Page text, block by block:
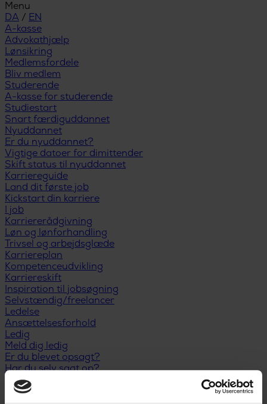
Menu
DA / EN
A-kasse
Advokathjælp
Lønsikring
Medlemsfordele
Bliv medlem
Studerende
A-kasse for studerende
Studiestart
Snart færdiguddannet
Nyuddannet
Er du nyuddannet?
Vigtige datoer for dimittender
Skift status til nyuddannet
Karriereguide
Land dit første job
Kickstart din karriere
I job
Karriererådgivning
Løn og lønforhandling
Trivsel og arbejdsglæde
Karriereplan
Kompetenceudvikling
Karriereskift
Inspiration til jobsøgning
Selvstændig/freelancer
Ledelse
Ansættelsesforhold
Ledig
Meld dig ledig
Er du blevet opsagt?
Har du selv sagt op?
Dagpengeregler
Dagpengeberegner